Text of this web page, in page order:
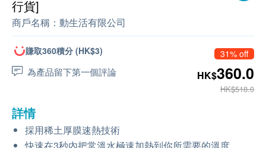
行貨]
商戶名稱： 動生活有限公司
賺取360積分 (HK$3)
為產品留下第一個評論
31% off
HK$360.0
HK$518.0
詳情
採用稀土厚膜速熱技術